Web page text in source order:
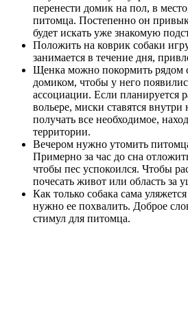
перенести домик на пол, в
питомца. Постепенно он
будет искать уже знакомую
Положить на коврик собаки
занимается в течение дня,
Щенка можно покормить рядом
домиком, чтобы у него
ассоциации. Если планируется
вольере, миски ставятся
получать все необходимое,
территории.
Вечером нужно утомить
Примерно за час до сна
чтобы пес успокоился. Чтобы
почесать живот или область за
Как только собака сама
нужно ее похвалить. Доброе
стимул для питомца.